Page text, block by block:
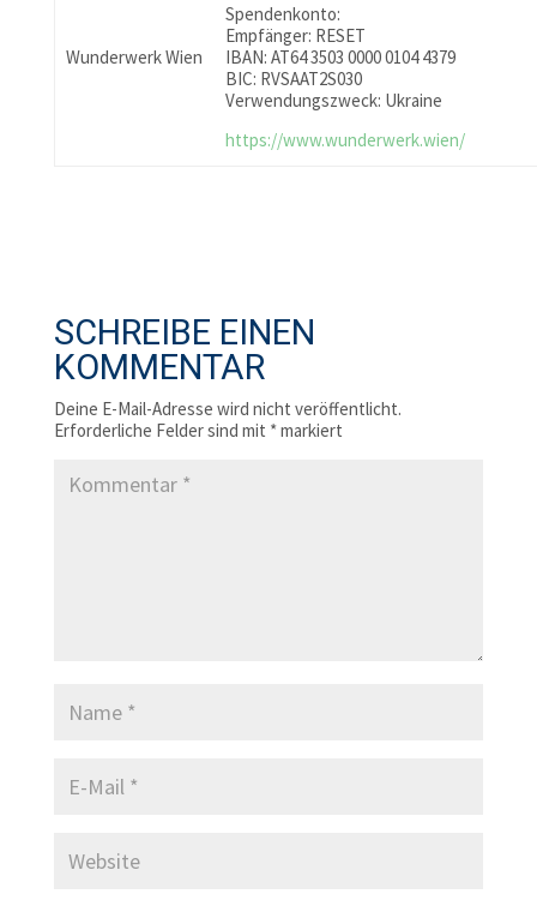
Wunderwerk Wien
Spendenkonto:
Empfänger: RESET
IBAN: AT64 3503 0000 0104 4379
BIC: RVSAAT2S030
Verwendungszweck: Ukraine
https://www.wunderwerk.wien/
SCHREIBE EINEN
KOMMENTAR
Deine E-Mail-Adresse wird nicht veröffentlicht.
Erforderliche Felder sind mit *markiert